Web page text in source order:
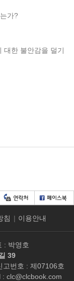
가?
대한 불안감을 덜기
침 | 이용안내
: 박영호
39
고번호 : 제07106호
: clc@clcbook.com